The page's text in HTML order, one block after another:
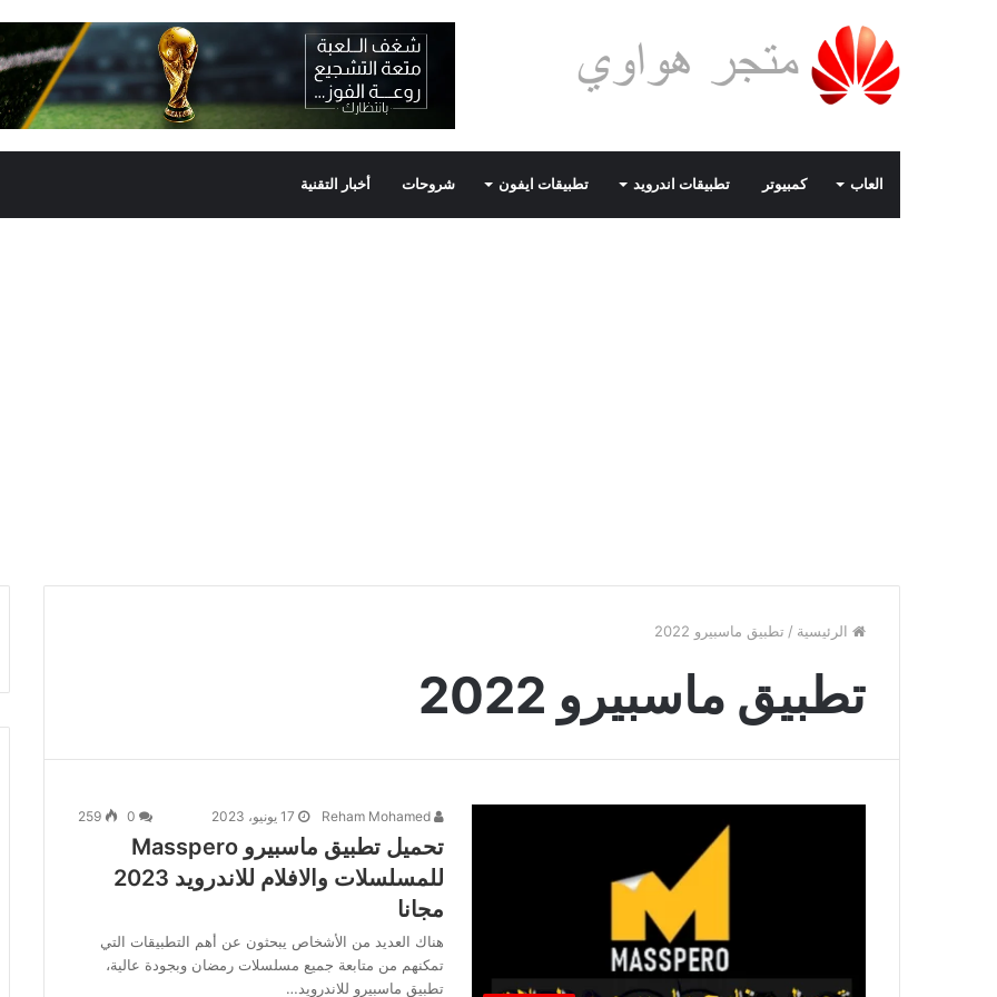
العاب كمبيوتر تطبيقات اندرويد تطبيقات ايفون شروحات أخبار التقنية
الرئيسية / تطبيق ماسبيرو 2022
تطبيق ماسبيرو 2022
17 يونيو، 2023 259
تحميل تطبيق ماسبيرو Masspero
للمسلسلات والافلام للاندرويد 2023
مجانا
هناك العديد من الأشخاص يبحثون عن أهم التطبيقات التي
تمكنهم من متابعة جميع مسلسلات رمضان وبجودة عالية،
تطبيق ماسبيرو للاندرويد…